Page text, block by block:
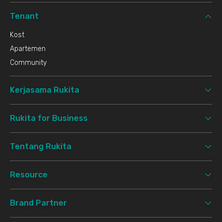
Tenant
Kost
Apartemen
Community
Kerjasama Rukita
Rukita for Business
Tentang Rukita
Resource
Brand Partner